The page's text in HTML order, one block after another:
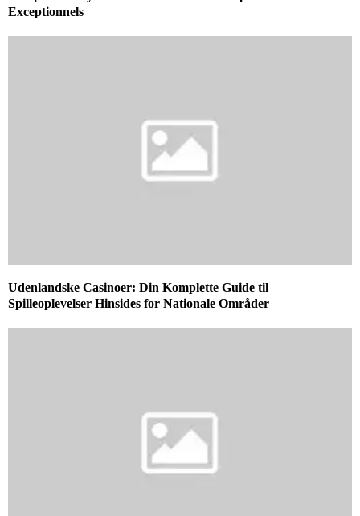
Exceptionnels
Udenlandske Casinoer: Din Komplette Guide til
Spilleoplevelser Hinsides for Nationale Områder